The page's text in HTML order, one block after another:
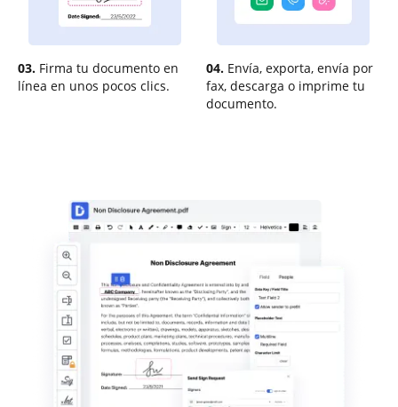
03. Firma tu documento en
línea en unos pocos clics.
04. Envía, exporta, envía por
fax, descarga o imprime tu
documento.